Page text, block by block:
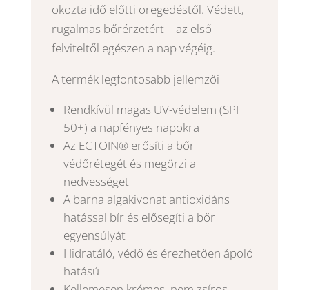
okozta idő előtti öregedéstől. Védett,
rugalmas bőrérzetért – az első
felviteltől egészen a nap végéig.
A termék legfontosabb jellemzői
Rendkívül magas UV-védelem (SPF
50+) a napfényes napokra
Az ECTOIN® erősíti a bőr
védőrétegét és megőrzi a
nedvességet
A barna algakivonat antioxidáns
hatással bír és elősegíti a bőr
egyensúlyát
Hidratáló, védő és érezhetően ápoló
hatású